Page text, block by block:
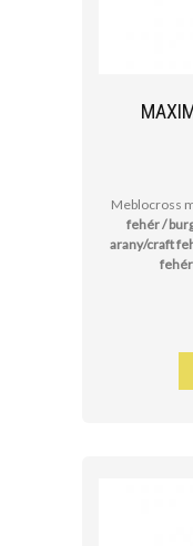
Meblocross
fehér /
arany/craft